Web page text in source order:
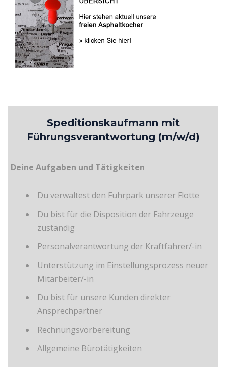
Speditionskaufmann mit
Führungsverantwortung (m/w/d)
Deine Aufgaben und Tätigkeiten
Du verwaltest den Fuhrpark unserer Flotte
Du bist für die Disposition der Fahrzeuge
zuständig
Personalverantwortung der Kraftfahrer/-in
Unterstützung im Einstellungsprozess neuer
Mitarbeiter/-in
Du bist für unsere Kunden direkter
Ansprechpartner
Rechnungsvorbereitung
Allgemeine Bürotätigkeiten